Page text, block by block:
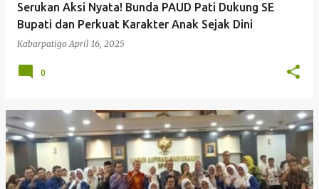
Serukan Aksi Nyata! Bunda PAUD Pati Dukung SE
Bupati dan Perkuat Karakter Anak Sejak Dini
Kabarpatigo April 16, 2025
0